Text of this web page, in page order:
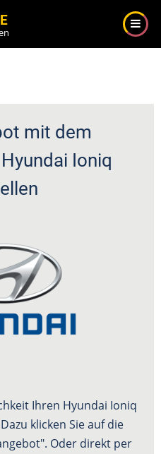
mit dem
Ioniq
Ihren Hyundai Ioniq
klicken Sie auf die
Oder direkt per